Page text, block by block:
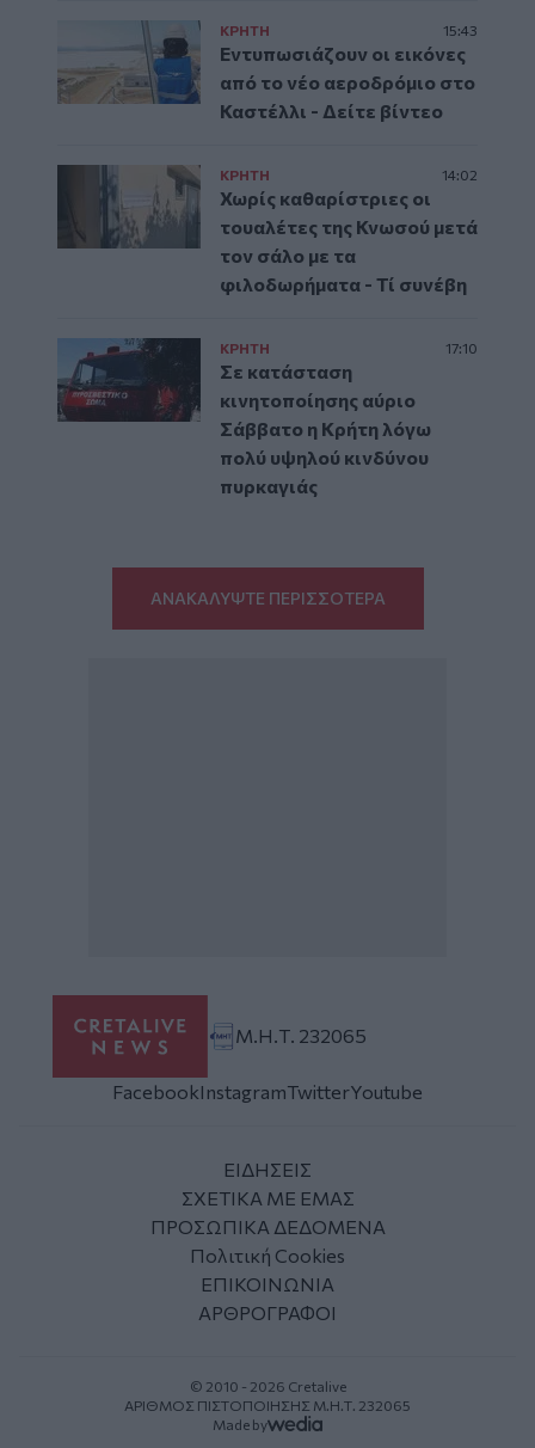
ΚΡΗΤΗ 15:43
Εντυπωσιάζουν οι εικόνες
από το νέο αεροδρόμιο στο
Καστέλλι - Δείτε βίντεο
ΚΡΗΤΗ 14:02
Χωρίς καθαρίστριες οι
τουαλέτες της Κνωσού μετά
τον σάλο με τα
φιλοδωρήματα - Τί συνέβη
ΚΡΗΤΗ 17:10
Σε κατάσταση
κινητοποίησης αύριο
Σάββατο η Κρήτη λόγω
πολύ υψηλού κινδύνου
πυρκαγιάς
ΑΝΑΚΑΛΥΨΤΕ ΠΕΡΙΣΣΟΤΕΡΑ
Μ.Η.Τ. 232065
FacebookInstagramTwitterYoutube
ΕΙΔΗΣΕΙΣ
ΣΧΕΤΙΚΑ ΜΕ ΕΜΑΣ
ΠΡΟΣΩΠΙΚΑ ΔΕΔΟΜΕΝΑ
Πολιτική Cookies
ΕΠΙΚΟΙΝΩΝΙΑ
ΑΡΘΡΟΓΡΑΦΟΙ
© 2010 - 2026 Cretalive
ΑΡΙΘΜΟΣ ΠΙΣΤΟΠΟΙΗΣΗΣ Μ.Η.Τ. 232065
Made by